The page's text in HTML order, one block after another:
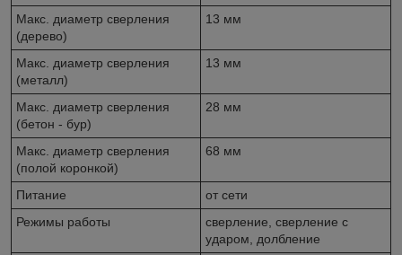
Макс. диаметр сверления
(дерево)
13 мм
Макс. диаметр сверления
(металл)
13 мм
Макс. диаметр сверления
(бетон - бур)
28 мм
Макс. диаметр сверления
(полой коронкой)
68 мм
Питание
от сети
Режимы работы
сверление, сверление с
ударом, долбление